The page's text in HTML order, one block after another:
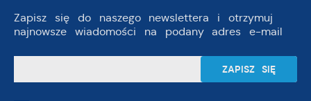
Zapisz się do naszego newslettera i otrzymuj
najnowsze wiadomości na podany adres e-mail